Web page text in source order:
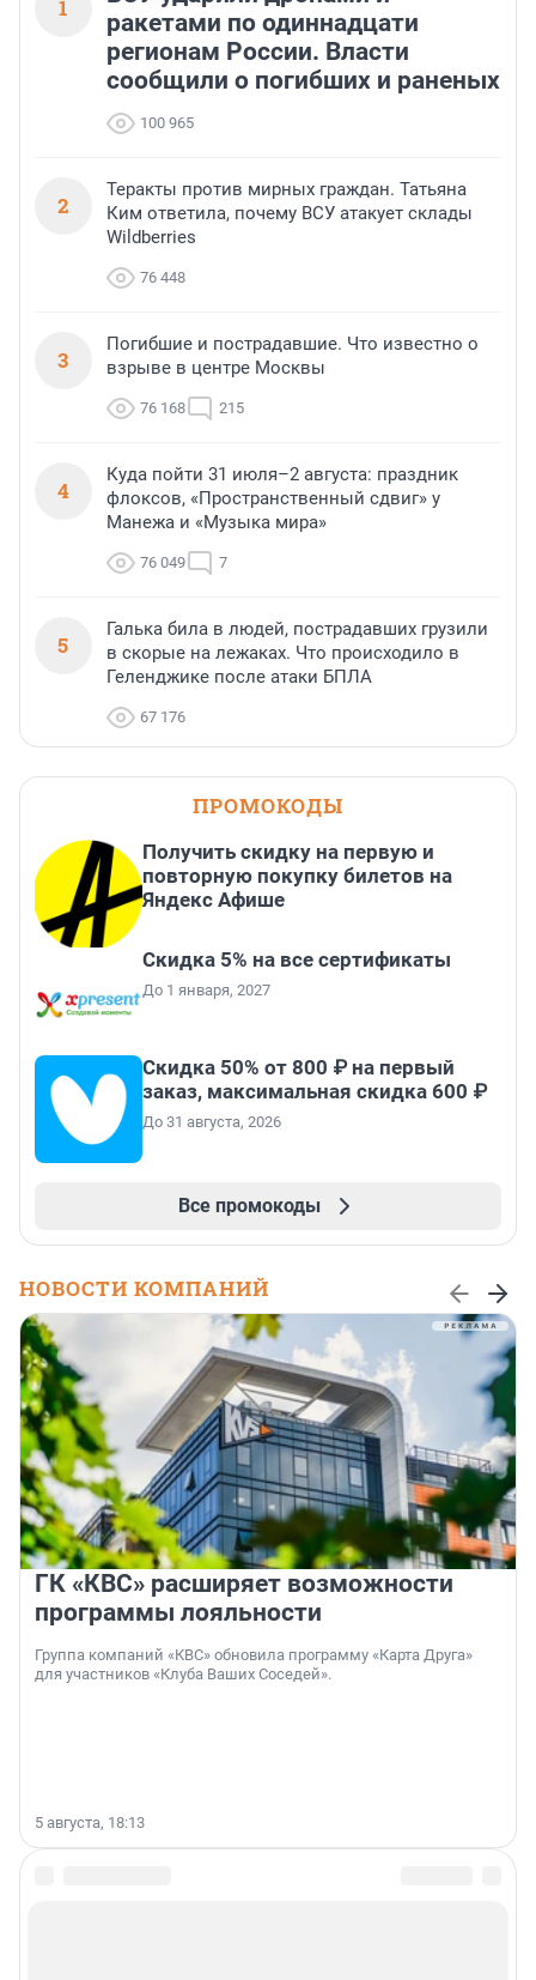
1
ракетами по одиннадцати
регионам России. Власти
сообщили о погибших и раненых
100 965
2
Теракты против мирных граждан. Татьяна
Ким ответила, почему ВСУ атакует склады
Wildberries
76 448
3
Погибшие и пострадавшие. Что известно о
взрыве в центре Москвы
76 168 215
4
Куда пойти 31 июля–2 августа: праздник
флоксов, «Пространственный сдвиг» у
Манежа и «Музыка мира»
76 049 7
5
Галька била в людей, пострадавших грузили
в скорые на лежаках. Что происходило в
Геленджике после атаки БПЛА
67 176
ПРОМОКОДЫ
Получить скидку на первую и
повторную покупку билетов на
Яндекс Афише
Скидка 5% на все сертификаты
До 1 января, 2027
Скидка 50% от 800 ₽ на первый
заказ, максимальная скидка 600 ₽
До 31 августа, 2026
Все промокоды
НОВОСТИ КОМПАНИЙ
ГК «КВС» расширяет возможности
программы лояльности
Группа компаний «КВС» обновила программу «Карта Друга»
для участников «Клуба Ваших Соседей».
5 августа, 18:13